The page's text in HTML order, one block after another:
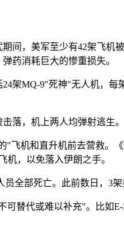
间，美军至少有42架飞机
药消耗巨大的惨重损失。
架MQ-9"死神"无人机，
落，机上两人均弹射逃生。
飞机和直升机前去营救。
机，以免落入伊朗之手。
全部死亡。此前数日，3
替代或难以补充"。比如